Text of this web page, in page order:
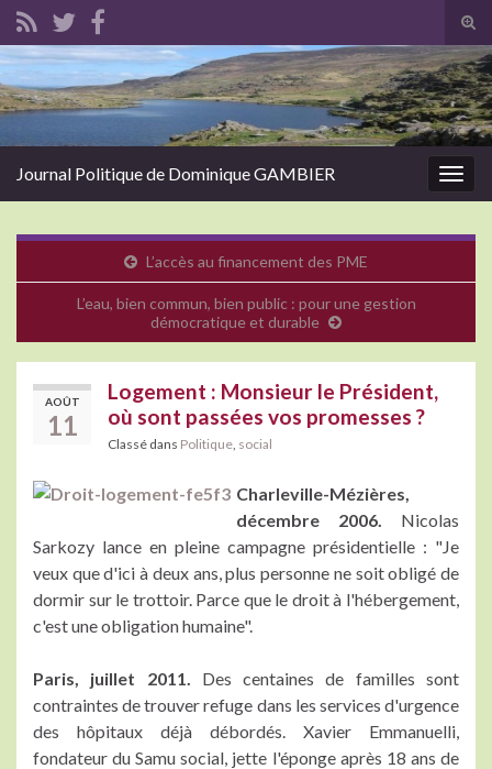
Search for:
Journal Politique de Dominique GAMBIER
L’accès au financement des PME
L’eau, bien commun, bien public : pour une gestion
démocratique et durable
AOÛT
11
Logement : Monsieur le Président,
où sont passées vos promesses ?
Classé dans Politique social
Charleville-Mézières,
décembre 2006. Nicolas
Sarkozy lance en pleine campagne présidentielle : "Je
veux que d'ici à deux ans, plus personne ne soit obligé de
dormir sur le trottoir. Parce que le droit à l'hébergement,
c'est une obligation humaine".
Paris, juillet 2011. Des centaines de familles sont
contraintes de trouver refuge dans les services d'urgence
des hôpitaux déjà débordés. Xavier Emmanuelli,
fondateur du Samu social, jette l'éponge après 18 ans de